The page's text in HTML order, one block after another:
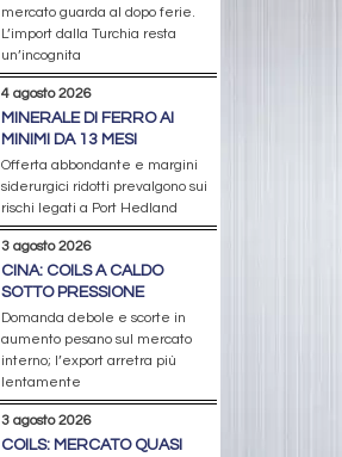
mercato guarda al dopo ferie.
L’import dalla Turchia resta
un’incognita
4 agosto 2026
MINERALE DI FERRO AI
MINIMI DA 13 MESI
Offerta abbondante e margini
siderurgici ridotti prevalgono sui
rischi legati a Port Hedland
3 agosto 2026
CINA: COILS A CALDO
SOTTO PRESSIONE
Domanda debole e scorte in
aumento pesano sul mercato
interno; l’export arretra più
lentamente
3 agosto 2026
COILS: MERCATO QUASI